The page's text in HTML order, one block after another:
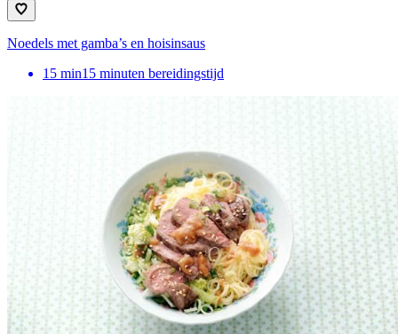
Noedels met gamba’s en hoisinsaus
15 min15 minuten bereidingstijd